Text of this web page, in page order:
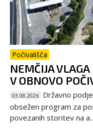
Počivališča
NEMČIJA
V OBNOVO
03.08.2026 Državno
obsežen program za
povezanih storitev na